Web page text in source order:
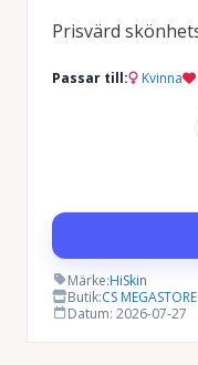
Prisvärd
Passar till: Kvinna
Märke:HiSkin
Butik:CS MEGASTORE
Datum: 2026-07-27